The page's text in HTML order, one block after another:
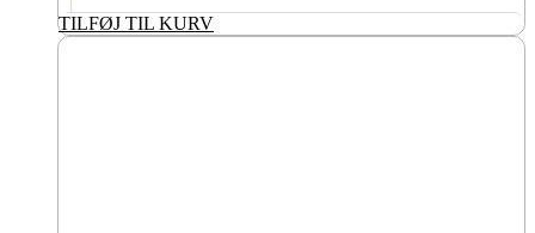
TILFØJ TIL KURV